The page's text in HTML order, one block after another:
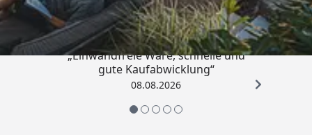
4,83/ 5
„Einwandfreie Ware, schnelle und
gute Kaufabwicklung“
08.08.2026